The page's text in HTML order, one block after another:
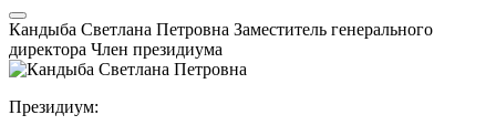
Кандыба Светлана Петровна Заместитель генерального
директора Член президиума
Президиум: